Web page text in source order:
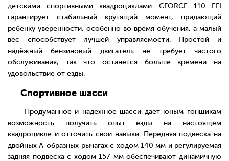
детскими спортивными квадроциклами. CFORCE 110 EFI
гарантирует стабильный крутящий момент, придающий
ребёнку уверенности, особенно во время обучения, а малый
вес способствует лучшей управляемости. Простой и
надёжный бензиновый двигатель не требует частого
обслуживания, так что останется больше времени на
удовольствие от езды.
Спортивное шасси
Продуманное и надежное шасси даёт юным гонщикам
возможность получить опыт езды на настоящем
квадроцикле и отточить свои навыки. Передняя подвеска на
двойных А-образных рычагах с ходом 140 мм и регулируемая
задняя подвеска с ходом 157 мм обеспечивают динамичную